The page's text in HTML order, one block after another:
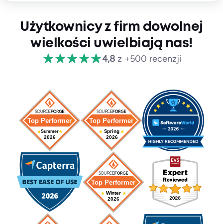
Użytkownicy z firm dowolnej
wielkości uwielbiają nas!
4,8z +500 recenzji